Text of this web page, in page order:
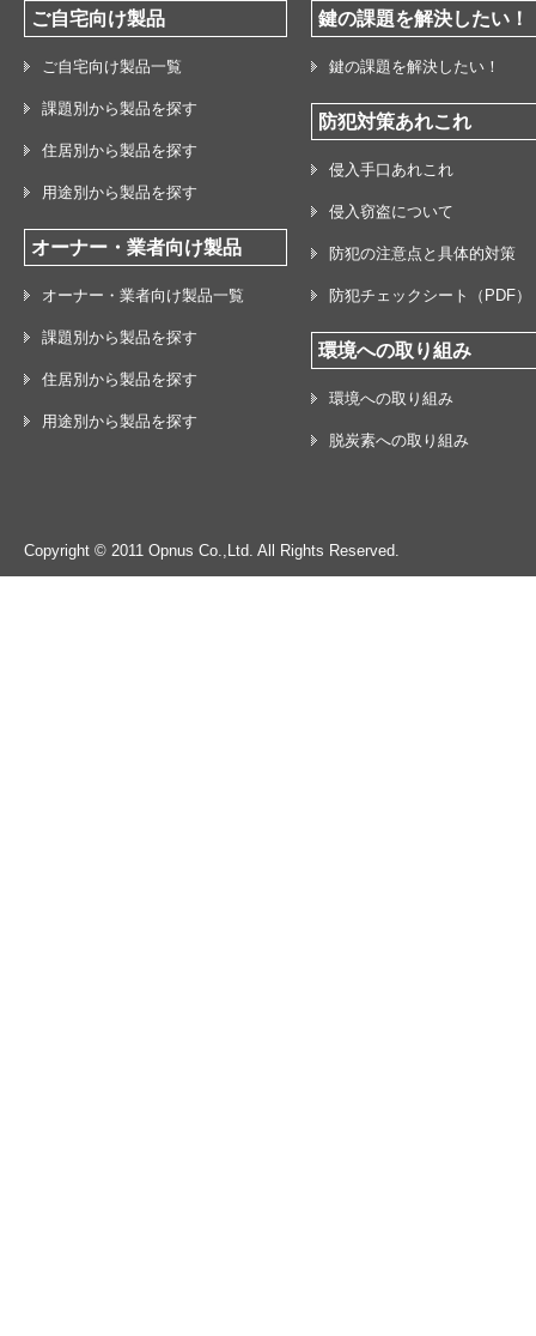
ご自宅向け製品
ご自宅向け製品一覧
課題別から製品を探す
住居別から製品を探す
用途別から製品を探す
オーナー・業者向け製品
オーナー・業者向け製品一覧
課題別から製品を探す
住居別から製品を探す
用途別から製品を探す
鍵の課題を解決したい！
鍵の課題を解決したい！
防犯対策あれこれ
侵入手口あれこれ
侵入窃盗について
防犯の注意点と具体的対策
防犯チェックシート（PDF）
環境への取り組み
環境への取り組み
脱炭素への取り組み
Copyright © 2011 Opnus Co.,Ltd. All Rights Reserved.